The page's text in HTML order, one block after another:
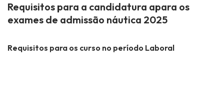
Requisitos para a candidatura apara os
exames de admissão náutica 2025
Requisitos para os curso no período Laboral